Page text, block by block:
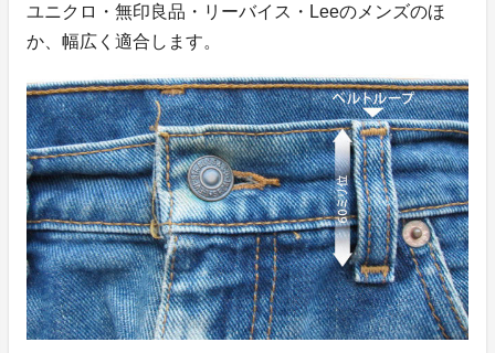
ユニクロ・無印良品・リーバイス・Leeのメンズのほ
か、幅広く適合します。